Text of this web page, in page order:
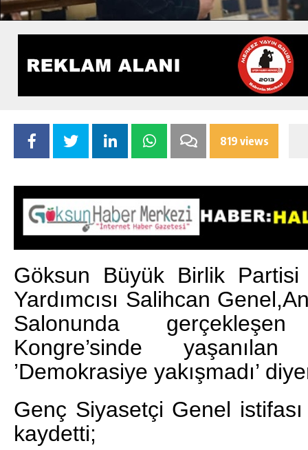
819 views
Göksun Büyük Birlik
Yardımcısı Salihcan
Salonunda
Kongre’sinde
’Demokrasiye yakışmadı’
Genç Siyasetçi Genel
kaydetti;